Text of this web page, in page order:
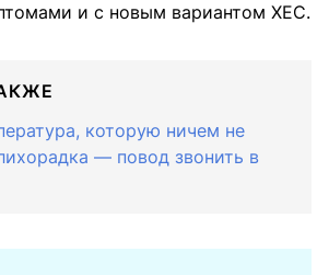
и с новым вариантом XEC.
которую ничем не
— повод звонить в